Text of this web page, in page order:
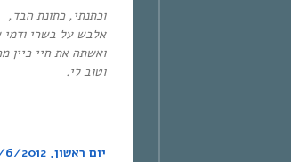
וכתנתי, כתונת הבד,
אלבש על בשרי ודמי
ואשתה את חיי כיין
וטוב לי.
יום ראשון, 6/2012,